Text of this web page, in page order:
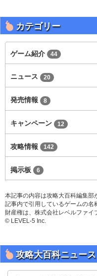
カテゴリー
ゲーム紹介 44
ニュース 20
発売情報 8
キャンペーン 12
攻略情報 142
掲示板 6
本記事の内容は攻略大百科編集部
記事内で引用しているゲームの名
財産権は、株式会社レベルファイ
© LEVEL-5 Inc.
攻略大百科ニュース